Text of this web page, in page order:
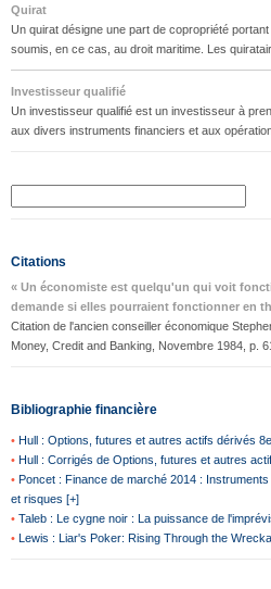
Quirat
Un quirat désigne une part de copropriété
soumis, en ce cas, au droit maritime. Les
Investisseur qualifié
Un investisseur qualifié est un investisseur à
aux divers instruments financiers et aux
Citations
« Un économiste est quelqu'un qui voit
demande si elles pourraient fonctionner en
Citation de l'ancien conseiller économique
Money, Credit and Banking, Novembre 1984, p.
Bibliographie financière
• Hull : Options, futures et autres actifs dérivés
• Hull : Corrigés de Options, futures et autres
• Poncet : Finance de marché 2014 :
et risques [+]
• Taleb : Le cygne noir : La puissance de
• Lewis : Liar's Poker: Rising Through the